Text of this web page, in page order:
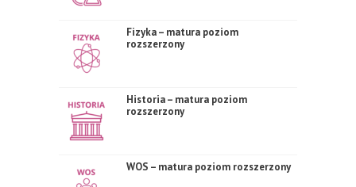
Fizyka – matura poziom
rozszerzony
Historia – matura poziom
rozszerzony
WOS – matura poziom rozszerzony